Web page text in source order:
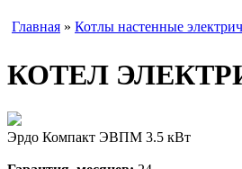
Главная » Котлы настенные
КОТЕЛ
Эрдо Компакт ЭВПМ 3.5 кВт